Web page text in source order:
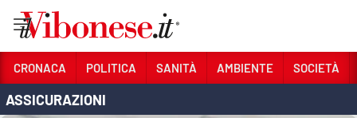
Sezioni
CRONACA POLITICA SANITÀ AMBIENTE SOCIETÀ
ASSICURAZIONI